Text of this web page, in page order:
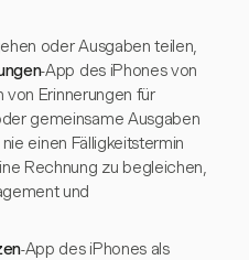
oder Ausgaben teilen,
-App des iPhones von
von Erinnerungen für
gemeinsame Ausgaben
einen Fälligkeitstermin
Rechnung zu begleichen,
und
-App des iPhones als